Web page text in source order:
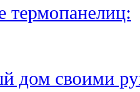
термопанелиц:
дом своими